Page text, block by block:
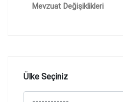
Mevzuat Değişiklikleri
Ülke Seçiniz